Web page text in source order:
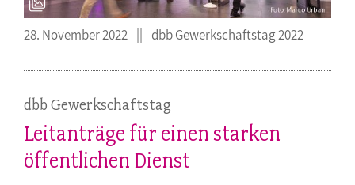
28. November 2022 dbb Gewerkschaftstag 2022
dbb Gewerkschaftstag
Leitanträge für einen starken
öffentlichen Dienst